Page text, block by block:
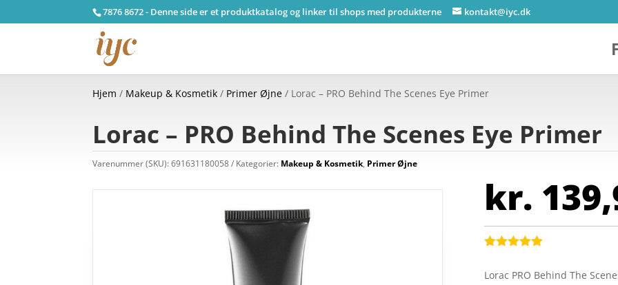
7876 8672 - Denne side er et produktkatalog og linker til shops med produkterne kontakt@iyc.dk
Hjem / Makeup & Kosmetik / Primer Øjne / Lorac – PRO Behind The Scenes Eye Primer
Lorac – PRO Behind The Scenes Eye Primer
Varenummer (SKU):691631180058 Kategorier: Makeup & Kosmetik, Primer Øjne
kr.
ud af 5
Lorac PRO Behind The